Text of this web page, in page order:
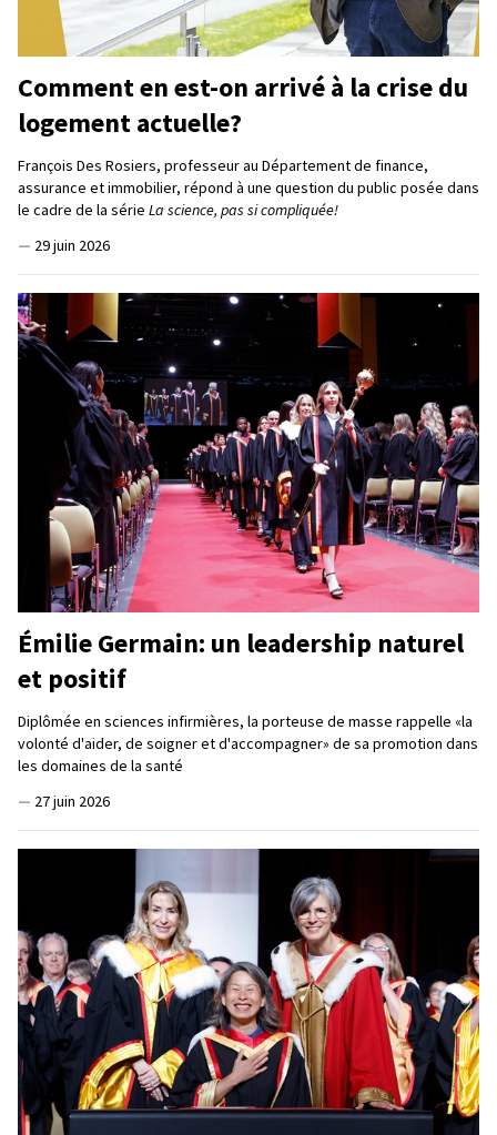
Comment en est-on arrivé à la crise du
logement actuelle?
François Des Rosiers, professeur au Département de finance,
assurance et immobilier, répond à une question du public posée dans
le cadre de la série La science, pas si compliquée!
— 29 juin 2026
Émilie Germain: un leadership naturel
et positif
Diplômée en sciences infirmières, la porteuse de masse rappelle «la
volonté d'aider, de soigner et d'accompagner» de sa promotion dans
les domaines de la santé
— 27 juin 2026